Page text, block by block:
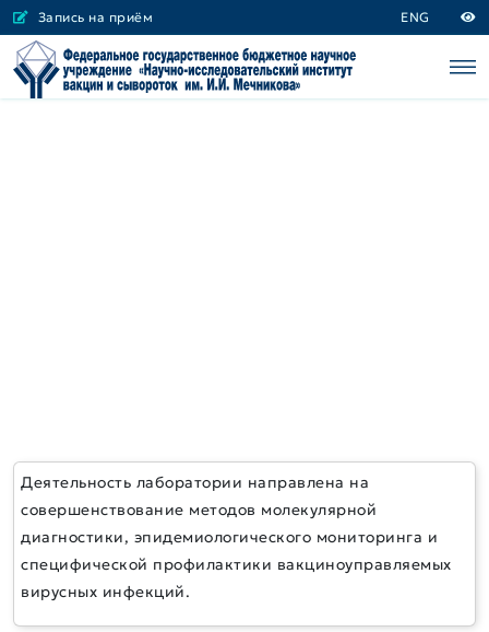
Запись на приём ENG
Деятельность лаборатории направлена на
совершенствование методов молекулярной
диагностики, эпидемиологического мониторинга и
специфической профилактики вакциноуправляемых
вирусных инфекций.